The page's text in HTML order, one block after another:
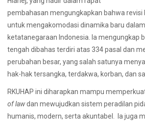
pembahasan mengungkapkan bahwa revisi
untuk mengakomodasi dinamika baru
ketatanegaraan Indonesia. Ia mengungkap
tengah dibahas terdiri atas 334 pasal dan
perubahan besar, yang salah satunya
hak-hak tersangka, terdakwa, korban, dan
RKUHAP ini diharapkan mampu
of lawdan mewujudkan sistem peradilan
humanis, modern, serta akuntabel. Ia juga